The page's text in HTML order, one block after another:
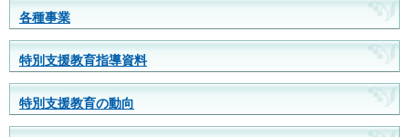
各種事業
特別支援教育指導資料
特別支援教育の動向